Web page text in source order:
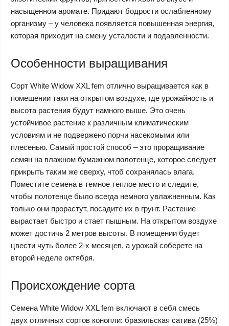
насыщенном аромате. Придают бодрости ослабленному
организму – у человека появляется повышенная энергия,
которая приходит на смену усталости и подавленности.
Особенности выращивания
Сорт White Widow XXL fem отлично выращивается как в
помещении таки на открытом воздухе, где урожайность и
высота растения будут намного выше. Это очень
устойчивое растение к различным климатическим
условиям и не подвержено порчи насекомыми или
плесенью. Самый простой способ – это проращивание
семян на влажном бумажном полотенце, которое следует
прикрыть таким же сверху, чтоб сохранялась влага.
Поместите семена в темное теплое место и следите,
чтобы полотенце было всегда немного увлажненным. Как
только они прорастут, посадите их в грунт. Растение
вырастает быстро и стает пышным. На открытом воздухе
может достичь 2 метров высоты. В помещении будет
цвести чуть более 2-х месяцев, а урожай соберете на
второй неделе октября.
Происхождение сорта
Семена White Widow XXL fem включают в себя смесь
двух отличных сортов конопли: бразильская сатива (25%)